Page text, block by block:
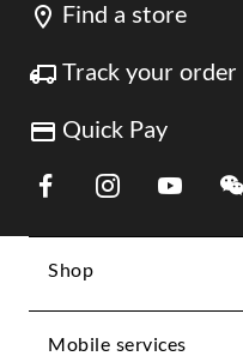
Find a store
Track your order
Quick Pay
Link Opens in New Tab
Link Opens in
Link
Shop
Mobile services